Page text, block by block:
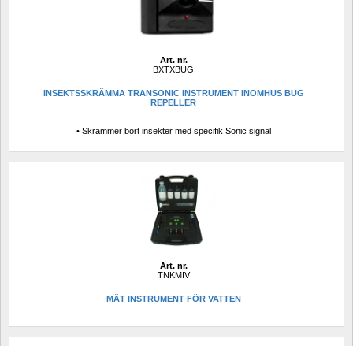
Art. nr.
BXTXBUG
INSEKTSSKRÄMMA TRANSONIC INSTRUMENT INOMHUS BUG
REPELLER
• Skrämmer bort insekter med specifik Sonic signal
Art. nr.
TNKMIV
MÄT INSTRUMENT FÖR VATTEN